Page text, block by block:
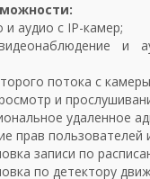
и аудио с IP-камер;
и
потока с
и
удаленное
прав пользователей
записи по
по детектору